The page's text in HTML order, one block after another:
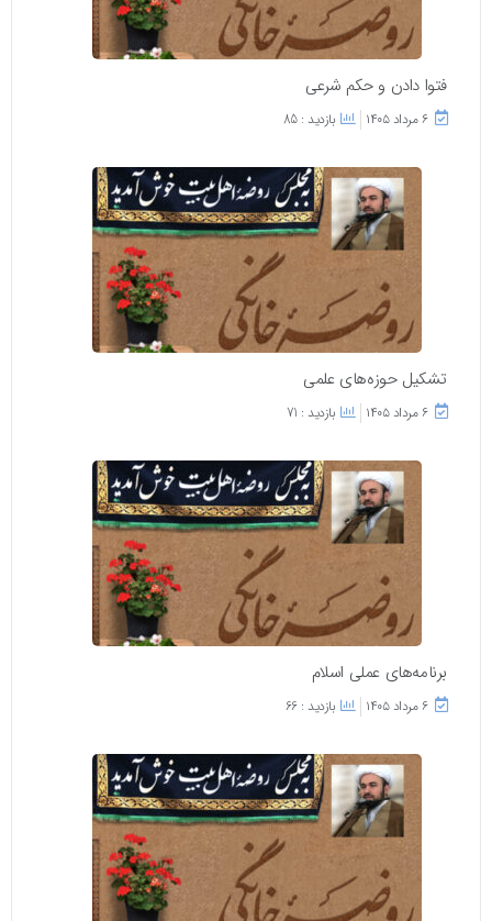
فتوا دادن و حکم شرعی
۶ مرداد ۱۴۰۵ بازدید : 85
تشکیل حوزه‌های علمی
۶ مرداد ۱۴۰۵ بازدید : 71
برنامه‌های عملی اسلام
۶ مرداد ۱۴۰۵ بازدید : 66